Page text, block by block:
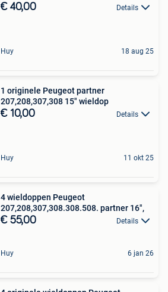
€ 40,00 Details
Huy 18 aug 25
1 originele Peugeot partner
207,208,307,308 15" wieldop
€ 10,00 Details
Huy 11 okt 25
4 wieldoppen Peugeot
207,208,307,308.308.508. partner 16",
€ 55,00 Details
Huy 6 jan 26